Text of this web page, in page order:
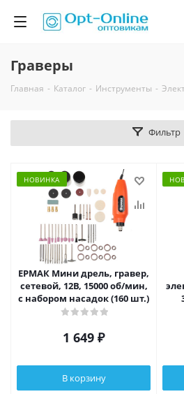
Граверы
Главная - Каталог - Инструменты -
Фильтр
НОВИНКА
ЕРМАК Мини дрель, гравер,
сетевой, 12В, 15000 об/мин,
с набором насадок (160 шт.)
1 649 ₽
В корзину